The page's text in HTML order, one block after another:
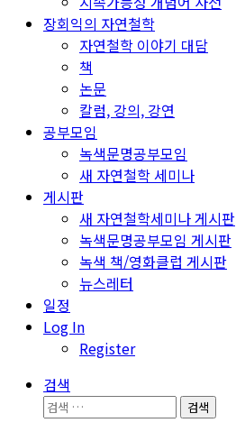
장회익의 자연철학
자연철학 이야기 대담
책
논문
칼럼, 강의, 강연
공부모임
녹색문명공부모임
새 자연철학 세미나
게시판
새 자연철학세미나 게시판
녹색문명공부모임 게시판
녹색 책/영화클럽 게시판
뉴스레터
일정
Log In
Register
검색
검